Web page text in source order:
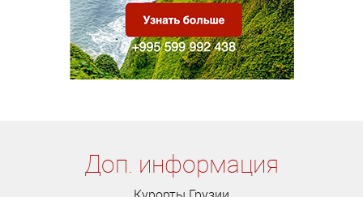
Доп. информация